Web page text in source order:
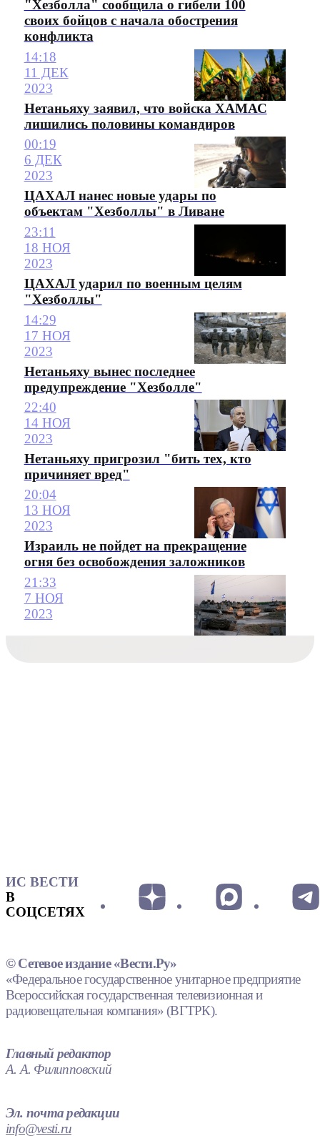
"Хезболла" сообщила о гибели 100
своих бойцов с начала обострения
конфликта
14:18
11 ДЕК
2023
Нетаньяху заявил, что войска ХАМАС
лишились половины командиров
00:19
6 ДЕК
2023
ЦАХАЛ нанес новые удары по
объектам "Хезболлы" в Ливане
23:11
18 НОЯ
2023
ЦАХАЛ ударил по военным целям
"Хезболлы"
14:29
17 НОЯ
2023
Нетаньяху вынес последнее
предупреждение "Хезболле"
22:40
14 НОЯ
2023
Нетаньяху пригрозил "бить тех, кто
причиняет вред"
20:04
13 НОЯ
2023
Израиль не пойдет на прекращение
огня без освобождения заложников
21:33
7 НОЯ
2023
ИС ВЕСТИ
В
СОЦСЕТЯХ
© Сетевое издание «Вести.Ру»
«Федеральное государственное унитарное предприятие
Всероссийская государственная телевизионная и
радиовещательная компания» (ВГТРК).
Главный редактор
А. А. Филипповский
Эл. почта редакции
info@vesti.ru